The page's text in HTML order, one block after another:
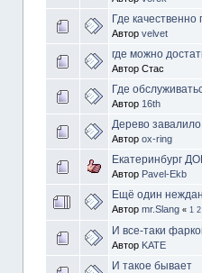
Где качественно
Автор velvet
где можно
Автор Стас
Где
Автор 16th
Дерево
Автор ox-ring
Екатеринбург
Автор Pavel-Ekb
Ещё один
Автор mr.Slang « 1 2
И все-таки
Автор KATE
И такое бывает